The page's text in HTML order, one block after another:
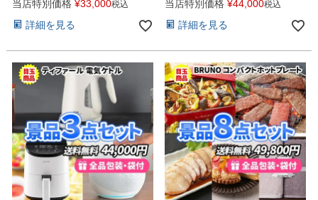
当店特別価格 ¥33,000税込
詳細を見る
当店特別価格 ¥44,000税込
詳細を見る